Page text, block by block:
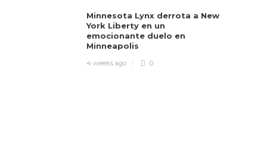
Minnesota Lynx derrota a New
York Liberty en un
emocionante duelo en
Minneapolis
4 weeks ago 0